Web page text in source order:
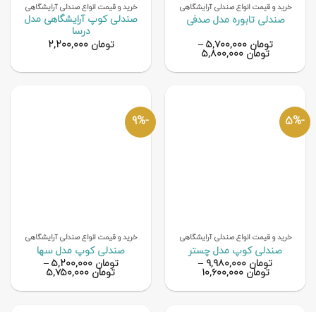
خرید و قیمت انواع صندلی آرایشگاهی
صندلی تابوره مدل صدفی
تومان ۵,۷۰۰,۰۰۰ –
تومان ۵,۸۰۰,۰۰۰
خرید و قیمت انواع صندلی آرایشگاهی
صندلی کوپ آرایشگاهی مدل
درسا
تومان ۲,۲۰۰,۰۰۰
-5%
خرید و قیمت انواع صندلی آرایشگاهی
صندلی کوپ مدل چستر
تومان
–
تومان ۱۰,۶۰۰,۰۰۰
-9%
خرید و قیمت انواع صندلی آرایشگاهی
صندلی کوپ مدل سها
تومان ۵,۲۰۰,۰۰۰ –
تومان